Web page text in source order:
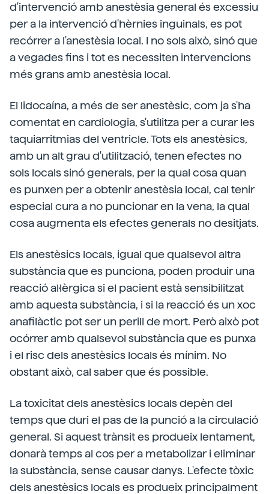
d'intervenció amb anestèsia general és excessiu
per a la intervenció d'hèrnies inguinals, es pot
recórrer a l'anestèsia local. I no sols això, sinó que
a vegades fins i tot es necessiten intervencions
més grans amb anestèsia local.
El lidocaína, a més de ser anestèsic, com ja s'ha
comentat en cardiologia, s'utilitza per a curar les
taquiarritmias del ventricle. Tots els anestèsics,
amb un alt grau d'utilització, tenen efectes no
sols locals sinó generals, per la qual cosa quan
es punxen per a obtenir anestèsia local, cal tenir
especial cura a no puncionar en la vena, la qual
cosa augmenta els efectes generals no desitjats.
Els anestèsics locals, igual que qualsevol altra
substància que es punciona, poden produir una
reacció al·lèrgica si el pacient està sensibilitzat
amb aquesta substància, i si la reacció és un xoc
anafilàctic pot ser un perill de mort. Però això pot
ocórrer amb qualsevol substància que es punxa
i el risc dels anestèsics locals és mínim. No
obstant això, cal saber que és possible.
La toxicitat dels anestèsics locals depèn del
temps que duri el pas de la punció a la circulació
general. Si aquest trànsit es produeix lentament,
donarà temps al cos per a metabolizar i eliminar
la substància, sense causar danys. L'efecte tòxic
dels anestèsics locals es produeix principalment